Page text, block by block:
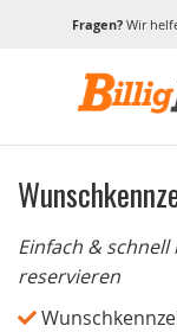
Fragen?Wir
Einfach &
reservieren